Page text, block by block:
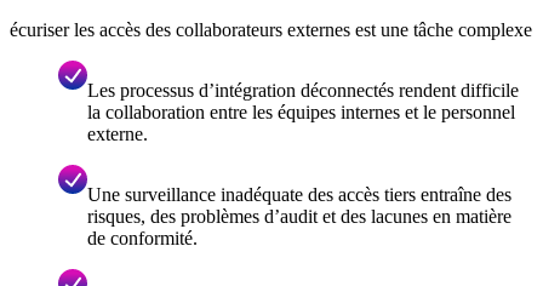
écuriser les accès des collaborateurs externes est une tâche complexe
Les processus d’intégration déconnectés rendent difficile
la collaboration entre les équipes internes et le personnel
externe.
Une surveillance inadéquate des accès tiers entraîne des
risques, des problèmes d’audit et des lacunes en matière
de conformité.